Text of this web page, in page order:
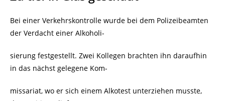
Bei einer Verkehrskontrolle wurde bei dem Polizeibeamten
der Verdacht einer Alkoholi-
sierung festgestellt. Zwei Kollegen brachten ihn daraufhin
in das nächst gelegene Kom-
missariat, wo er sich einem Alkotest unterziehen musste,